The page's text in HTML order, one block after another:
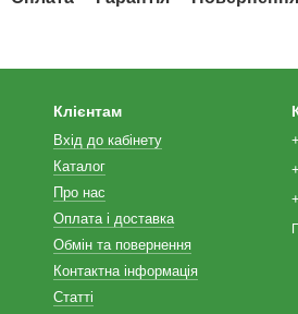
Клієнтам
Вхід до кабінету
Каталог
Про нас
Оплата і доставка
Обмін та повернення
Контактна інформація
Статті